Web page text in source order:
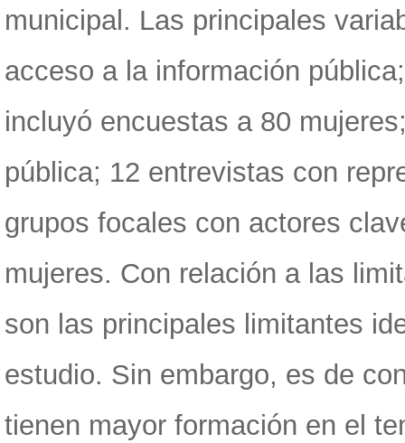
municipal. Las principales
acceso a la información
incluyó encuestas a 80
pública; 12 entrevistas con
grupos focales con actores
mujeres. Con relación a las
son las principales limitantes
estudio. Sin embargo, es de
tienen mayor formación en el